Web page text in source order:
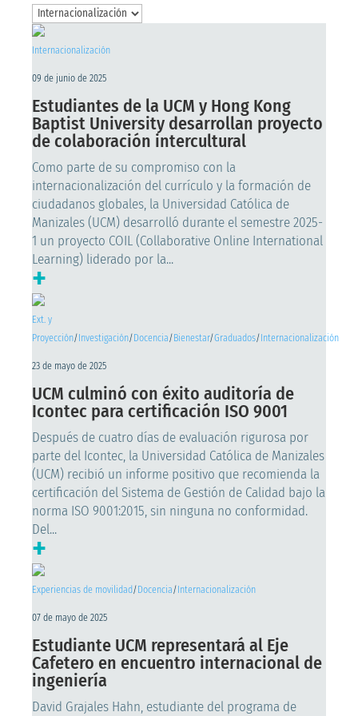
Internacionalización
09 de junio de 2025
Estudiantes de la UCM y Hong Kong
Baptist University desarrollan proyecto
de colaboración intercultural
Como parte de su compromiso con la
internacionalización del currículo y la formación de
ciudadanos globales, la Universidad Católica de
Manizales (UCM) desarrolló durante el semestre 2025-
1 un proyecto COIL (Collaborative Online International
Learning) liderado por la...
+
Ext. y
Proyección/ Investigación/ Docencia/ Bienestar/Graduados/ Internacionalización
23 de mayo de 2025
UCM culminó con éxito auditoría de
Icontec para certificación ISO 9001
Después de cuatro días de evaluación rigurosa por
parte del Icontec, la Universidad Católica de Manizales
(UCM) recibió un informe positivo que recomienda la
certificación del Sistema de Gestión de Calidad bajo la
norma ISO 9001:2015, sin ninguna no conformidad.
Del...
+
Experiencias de movilidad/ Docencia/ Internacionalización
07 de mayo de 2025
Estudiante UCM representará al Eje
Cafetero en encuentro internacional de
ingeniería
David Grajales Hahn, estudiante del programa de